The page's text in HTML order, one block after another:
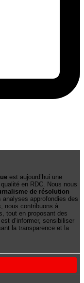
est aujourd’hui une
en RDC. Nous nous
de résolution
analyses approfondies des
nous contribuons à
tout en proposant des
d’informer, sensibiliser
la transparence et la